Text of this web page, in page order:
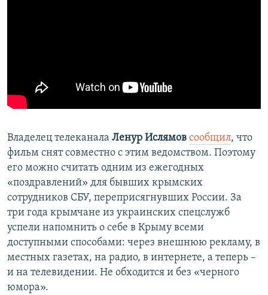
Владелец телеканала Ленур Ислямов сообщил, что
фильм снят совместно с этим ведомством. Поэтому
его можно считать одним из ежегодных
«поздравлений» для бывших крымских
сотрудников СБУ, переприсягнувших России. За
три года крымчане из украинских спецслужб
успели напомнить о себе в Крыму всеми
доступными способами: через внешнюю рекламу, в
местных газетах, на радио, в интернете, а теперь –
и на телевидении. Не обходится и без «черного
юмора».